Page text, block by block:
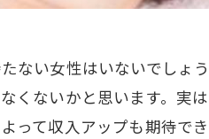
ない女性はいないでしょ
くないかと思います。実
って収入アップも期待でき